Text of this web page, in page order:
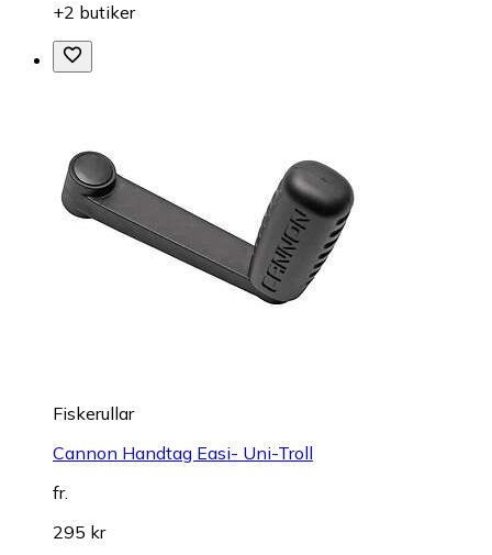
+2 butiker
Fiskerullar
Cannon Handtag Easi- Uni-Troll
fr.
295 kr